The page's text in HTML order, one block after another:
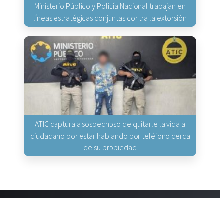
Ministerio Público y Policía Nacional trabajan en
líneas estratégicas conjuntas contra la extorsión
ATIC captura a sospechoso de quitarle la vida a
ciudadano por estar hablando por teléfono cerca
de su propiedad